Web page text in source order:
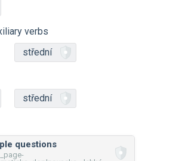
verbs
střední
střední
questions